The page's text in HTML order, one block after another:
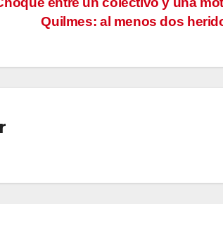
Quilmes: al menos dos